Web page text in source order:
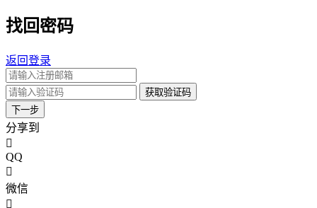
找回密码
返回登录
获取验证码
下一步
分享到
QQ
微信